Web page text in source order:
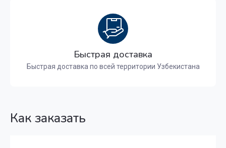
Быстрая доставка
Быстрая доставка по всей территории Узбекистана
Как заказать